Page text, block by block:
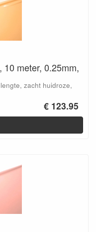
10 meter, 0.25mm,
zacht huidroze,
€ 123.95